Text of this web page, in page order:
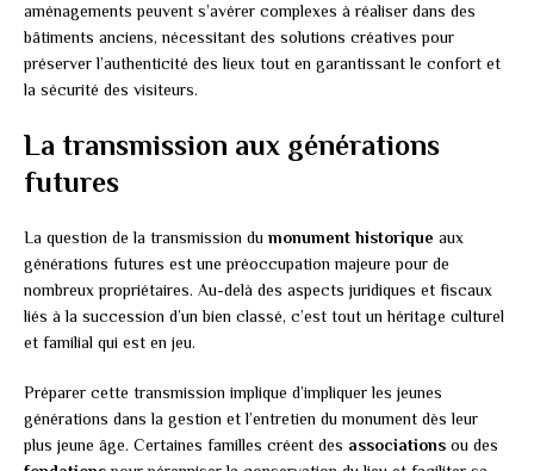
aménagements peuvent s’avérer complexes à réaliser dans des
bâtiments anciens, nécessitant des solutions créatives pour
préserver l’authenticité des lieux tout en garantissant le confort et
la sécurité des visiteurs.
La transmission aux générations
futures
La question de la transmission du monument historique aux
générations futures est une préoccupation majeure pour de
nombreux propriétaires. Au-delà des aspects juridiques et fiscaux
liés à la succession d’un bien classé, c’est tout un héritage culturel
et familial qui est en jeu.
Préparer cette transmission implique d’impliquer les jeunes
générations dans la gestion et l’entretien du monument dès leur
plus jeune âge. Certaines familles créent des associations ou des